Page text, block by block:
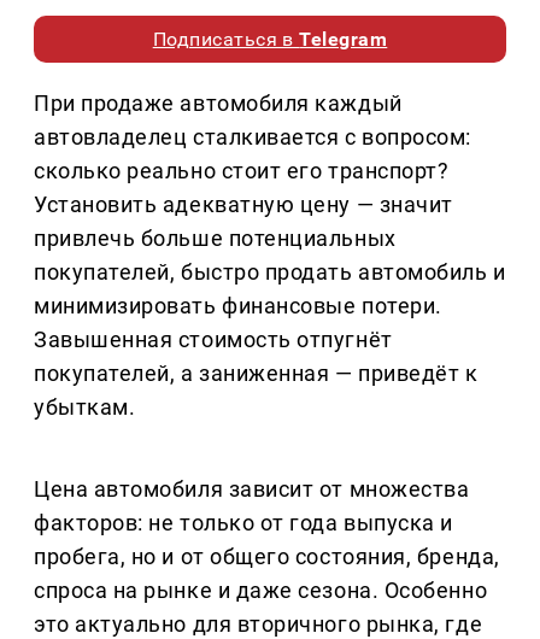
Подписаться вTelegram
При продаже автомобиля каждый
автовладелец сталкивается с вопросом:
сколько реально стоит его транспорт?
Установить адекватную цену — значит
привлечь больше потенциальных
покупателей, быстро продать автомобиль и
минимизировать финансовые потери.
Завышенная стоимость отпугнёт
покупателей, а заниженная — приведёт к
убыткам.
Цена автомобиля зависит от множества
факторов: не только от года выпуска и
пробега, но и от общего состояния, бренда,
спроса на рынке и даже сезона. Особенно
это актуально для вторичного рынка, где